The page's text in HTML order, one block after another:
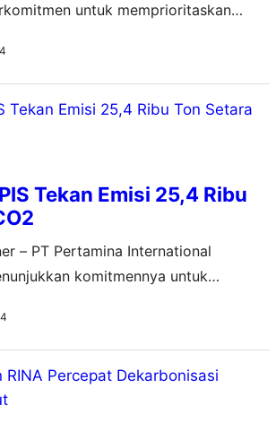
untuk memprioritaskan
di bidang maritim, Subholding
PT Pertamina (Persero) ini
awak kapal berperan penting
operasional perusahaan. “Di tengah
yang terus meningkat,
program keselamatan…
Tekan Emisi 25,4 Ribu
– PT Pertamina International
komitmennya untuk
kecintaan PIS untuk menjaga
generasi masa depan. Corporate
Aryomekka Firdaus, menyampaikan
upaya dekarbonisasi dalam
bisnis maupun kegiatan